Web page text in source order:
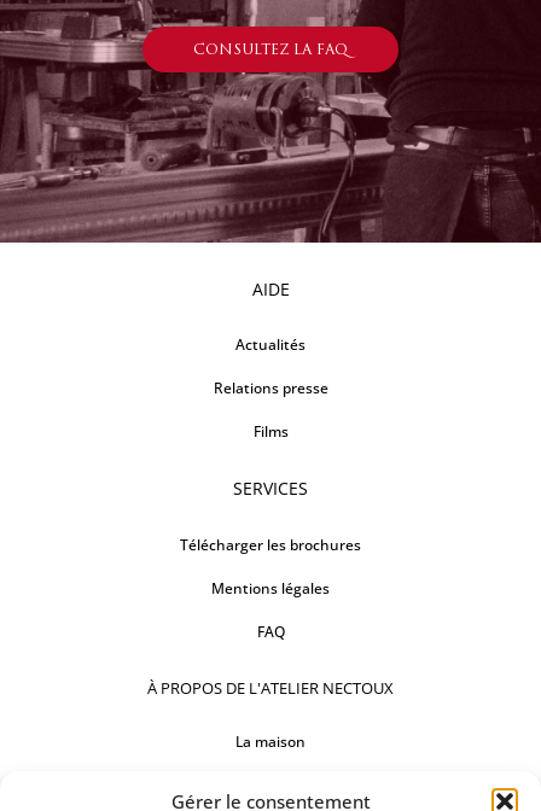
Gérer le consentement
CONSULTEZ LA FAQ
AIDE
Actualités
Relations presse
Films
SERVICES
Télécharger les brochures
Mentions légales
FAQ
À PROPOS DE L'ATELIER NECTOUX
La maison